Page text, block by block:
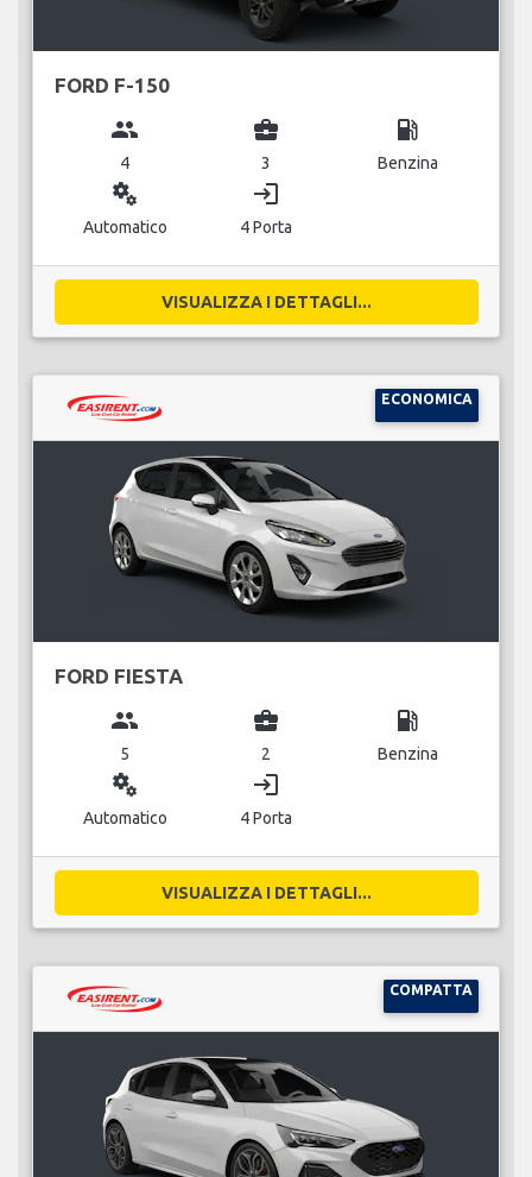
FORD F-150
group
4
business_center
3
local_gas_station
Benzina
miscellaneous_services
Automatico
login
4 Porta
VISUALIZZA I DETTAGLI...
ECONOMICA
FORD FIESTA
group
5
business_center
2
local_gas_station
Benzina
miscellaneous_services
Automatico
login
4 Porta
VISUALIZZA I DETTAGLI...
COMPATTA